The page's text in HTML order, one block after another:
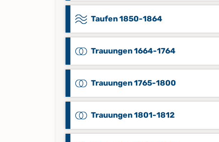
Taufen 1850-1864
Trauungen 1664-1764
Trauungen 1765-1800
Trauungen 1801-1812